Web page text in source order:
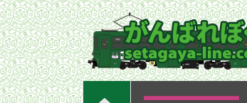
コ
ン
テ
ン
ツ
へ
ナ
ビ
ゲ
ー
シ
ョ